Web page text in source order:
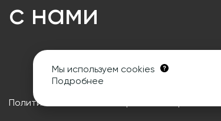
Мы используем cookies
Подробнее
с нами
Политика в отношении обработки